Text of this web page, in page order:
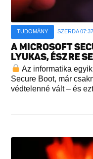
TUDOMÁNY SZERDA 07:37
A MICROSOFT
LYUKAS, ÉSZRE
Az informatika
Secure Boot, már
védtelenné vált – és